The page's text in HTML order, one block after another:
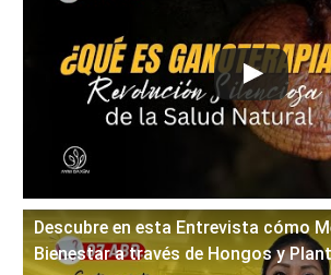
Descubre en esta Entrevista cómo
Bienestar a través de Hongos y